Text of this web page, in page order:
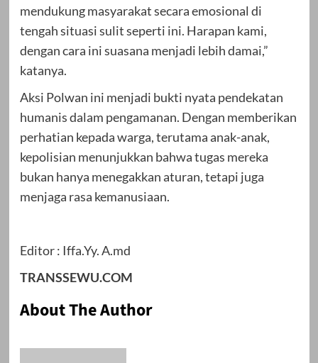
mendukung masyarakat secara emosional di
tengah situasi sulit seperti ini. Harapan kami,
dengan cara ini suasana menjadi lebih damai,”
katanya.
Aksi Polwan ini menjadi bukti nyata pendekatan
humanis dalam pengamanan. Dengan memberikan
perhatian kepada warga, terutama anak-anak,
kepolisian menunjukkan bahwa tugas mereka
bukan hanya menegakkan aturan, tetapi juga
menjaga rasa kemanusiaan.
Editor : Iffa.Yy. A.md
TRANSSEWU.COM
About The Author